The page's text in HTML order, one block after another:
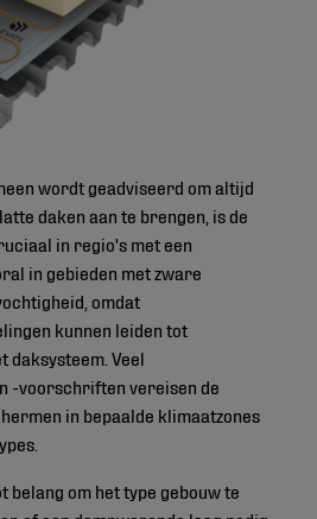
wordt geadviseerd om altijd
daken aan te brengen, is de
in regio's met een
in gebieden met zware
omdat
kunnen leiden tot
daksysteem. Veel
-voorschriften vereisen de
in bepaalde klimaatzones
belang om het type gebouw te